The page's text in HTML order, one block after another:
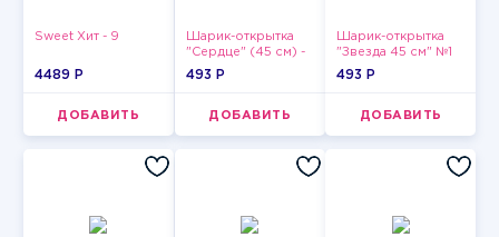
Sweet Хит - 9
4489 P
ДОБАВИТЬ
Шарик-открытка
"Сердце" (45 см) -
2
493 P
ДОБАВИТЬ
Шарик-открытка
"Звезда 45 см" №1
493 P
ДОБАВИТЬ